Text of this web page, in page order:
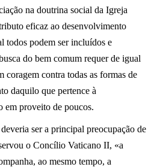
na doutrina social da Igreja
eficaz ao desenvolvimento
todos podem ser incluídos e
do bem comum requer de igual
coragem contra todas as formas de
daquilo que pertence à
em proveito de poucos.
ser a principal preocupação de
o Concílio Vaticano II, «a
ao mesmo tempo, a